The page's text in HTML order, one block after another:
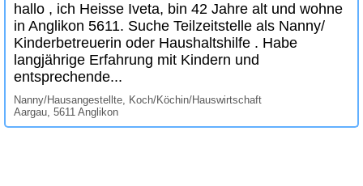
hallo , ich Heisse Iveta, bin 42 Jahre alt und wohne
in Anglikon 5611. Suche Teilzeitstelle als Nanny/
Kinderbetreuerin oder Haushaltshilfe . Habe
langjährige Erfahrung mit Kindern und
entsprechende...
Nanny/Hausangestellte, Koch/Köchin/Hauswirtschaft
Aargau, 5611 Anglikon